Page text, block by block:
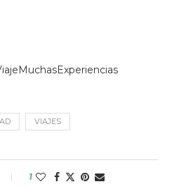
VIAJES
1